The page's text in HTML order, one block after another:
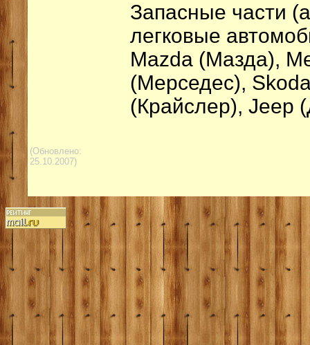
Запасные части
легковые
Mazda (Мазда),
(Мерседес),
(Крайслер), Jeep
(Обновлено:
25.10.2007)